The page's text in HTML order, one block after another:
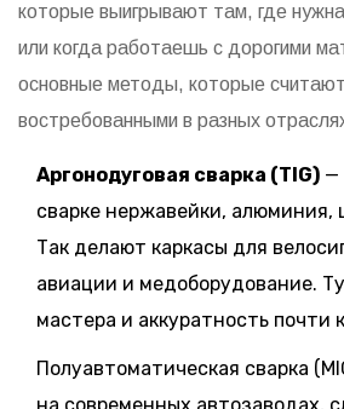
которые выигрывают там, где
или когда работаешь с дорогими
основные методы, которые
востребованными в разных
Аргонодуговая сварка (TIG) —
сварке нержавейки, алюминия,
Так делают каркасы для
авиации и медоборудование.
мастера и аккуратность почти
Полуавтоматическая сварка